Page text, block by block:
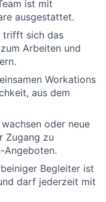
ist mit
ausgestattet.
trifft sich das
Arbeiten und
Workations
aus dem
oder neue
Zugang zu
Angeboten.
Begleiter ist
darf jederzeit mit